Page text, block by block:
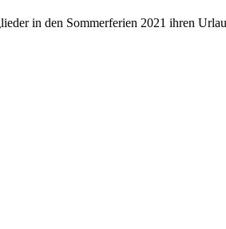
in den Sommerferien 2021 ihren